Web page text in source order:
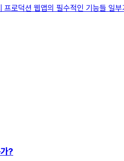
로덕션 웹앱의 필수적인 기능들 일
?